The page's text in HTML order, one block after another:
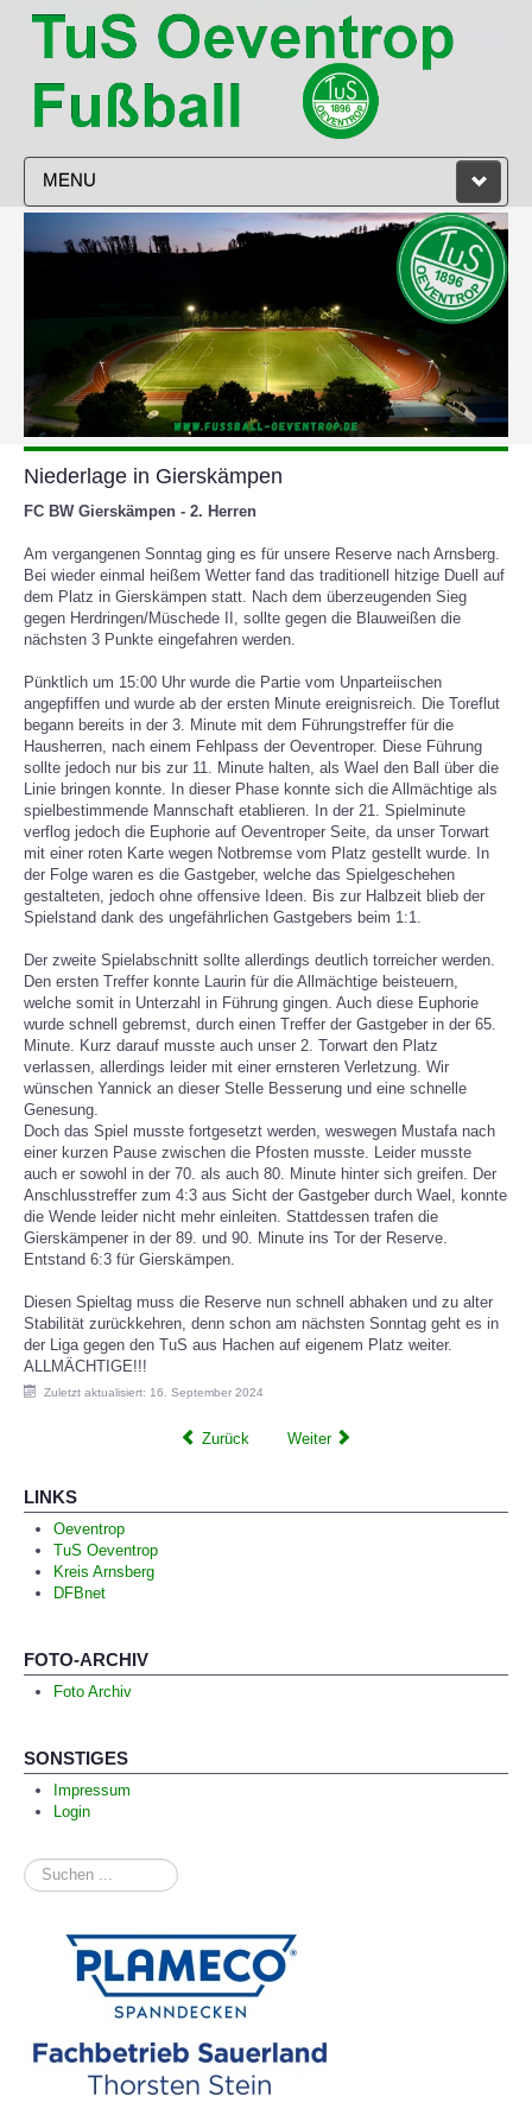
MENU
DAMEN
JUGEND
TRAINING
SPORTHEIM
Niederlage in Gierskämpen
FC BW Gierskämpen - 2. Herren
Am vergangenen Sonntag ging es für unsere Reserve nach Arnsberg.
Bei wieder einmal heißem Wetter fand das traditionell hitzige Duell auf
dem Platz in Gierskämpen statt. Nach dem überzeugenden Sieg
gegen Herdringen/Müschede II, sollte gegen die Blauweißen die
nächsten 3 Punkte eingefahren werden.
Pünktlich um 15:00 Uhr wurde die Partie vom Unparteiischen
angepfiffen und wurde ab der ersten Minute ereignisreich. Die Toreflut
begann bereits in der 3. Minute mit dem Führungstreffer für die
Hausherren, nach einem Fehlpass der Oeventroper. Diese Führung
sollte jedoch nur bis zur 11. Minute halten, als Wael den Ball über die
Linie bringen konnte. In dieser Phase konnte sich die Allmächtige als
spielbestimmende Mannschaft etablieren. In der 21. Spielminute
verflog jedoch die Euphorie auf Oeventroper Seite, da unser Torwart
mit einer roten Karte wegen Notbremse vom Platz gestellt wurde. In
der Folge waren es die Gastgeber, welche das Spielgeschehen
gestalteten, jedoch ohne offensive Ideen. Bis zur Halbzeit blieb der
Spielstand dank des ungefährlichen Gastgebers beim 1:1.
Der zweite Spielabschnitt sollte allerdings deutlich torreicher werden.
Den ersten Treffer konnte Laurin für die Allmächtige beisteuern,
welche somit in Unterzahl in Führung gingen. Auch diese Euphorie
wurde schnell gebremst, durch einen Treffer der Gastgeber in der 65.
Minute. Kurz darauf musste auch unser 2. Torwart den Platz
verlassen, allerdings leider mit einer ernsteren Verletzung. Wir
wünschen Yannick an dieser Stelle Besserung und eine schnelle
Genesung.
Doch das Spiel musste fortgesetzt werden, weswegen Mustafa nach
einer kurzen Pause zwischen die Pfosten musste. Leider musste
auch er sowohl in der 70. als auch 80. Minute hinter sich greifen. Der
Anschlusstreffer zum 4:3 aus Sicht der Gastgeber durch Wael, konnte
die Wende leider nicht mehr einleiten. Stattdessen trafen die
Gierskämpener in der 89. und 90. Minute ins Tor der Reserve.
Entstand 6:3 für Gierskämpen.
Diesen Spieltag muss die Reserve nun schnell abhaken und zu alter
Stabilität zurückkehren, denn schon am nächsten Sonntag geht es in
der Liga gegen den TuS aus Hachen auf eigenem Platz weiter.
ALLMÄCHTIGE!!!
Zuletzt aktualisiert: 16. September 2024
Zurück Weiter
LINKS
Oeventrop
TuS Oeventrop
Kreis Arnsberg
DFBnet
FOTO-ARCHIV
Foto Archiv
SONSTIGES
Impressum
Login
Suchen
...